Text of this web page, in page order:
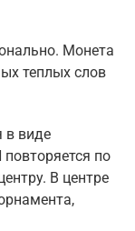
Монета
теплых слов
в виде
повторяется по
В центре